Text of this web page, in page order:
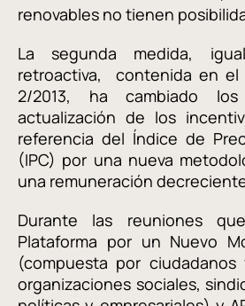
renovables no tienen
La segunda medida,
retroactiva, contenida en el
2/2013, ha cambiado
actualización de los
referencia del Índice de
(IPC) por una nueva
una remuneración
Durante las reuniones
Plataforma por un Nuevo
(compuesta por
organizaciones sociales,